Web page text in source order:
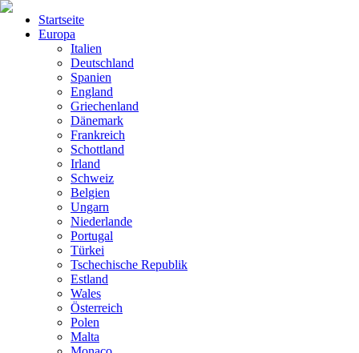
Startseite
Europa
Italien
Deutschland
Spanien
England
Griechenland
Dänemark
Frankreich
Schottland
Irland
Schweiz
Belgien
Ungarn
Niederlande
Portugal
Türkei
Tschechische Republik
Estland
Wales
Österreich
Polen
Malta